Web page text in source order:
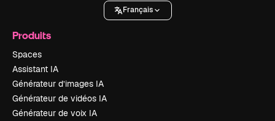
Français
Produits
Spaces
Assistant IA
Générateur d’images IA
Générateur de vidéos IA
Générateur de voix IA